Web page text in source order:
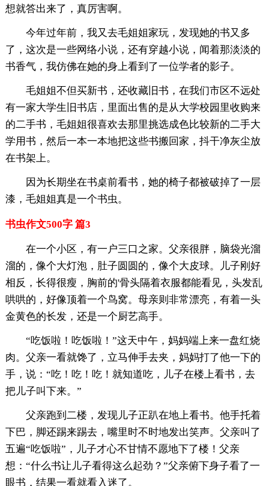
想就答出来了，真厉害啊。
今年过年前，我又去毛姐姐家玩，发现她的书又多
了，这次是一些网络小说，还有穿越小说，闻着那淡淡的
书香气，我仿佛在她的身上看到了一位学者的影子。
毛姐姐不但买新书，还收藏旧书，在我们市区不远处
有一家大学生旧书店，里面出售的是从大学校园里收购来
的二手书，毛姐姐很喜欢去那里挑选成色比较新的二手大
学用书，然后一本一本地把这些书搬回家，抖干净灰尘放
在书架上。
因为长期坐在书桌前看书，她的椅子都被破掉了一层
漆，毛姐姐真是一个书虫。
书虫作文500字 篇3
在一个小区，有一户三口之家。父亲很胖，脑袋光溜
溜的，像个大灯泡，肚子圆圆的，像个大皮球。儿子刚好
相反，长得很瘦，胸前的'骨头隔着衣服都能看见，头发乱
哄哄的，好像顶着一个鸟窝。母亲则非常漂亮，有着一头
金黄色的长发，还是一个厨艺高手。
“吃饭啦！吃饭啦！”这天中午，妈妈端上来一盘红烧
肉。父亲一看就馋了，立马伸手去夹，妈妈打了他一下的
手，说：“吃！吃！吃！就知道吃，儿子在楼上看书，去
把儿子叫下来。”
父亲跑到二楼，发现儿子正趴在地上看书。他手托着
下巴，脚还踢来踢去，嘴里时不时地发出笑声。父亲叫了
五遍“吃饭啦”，儿子才心不甘情不愿地下了楼！父亲
想：“什么书让儿子看得这么起劲？”父亲俯下身子看了一
眼书，结果一看就看入迷了。